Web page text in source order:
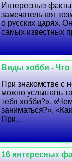
Интересные
замечательная
о русских царях.
самых известных
Виды хобби - Что
При знакомстве с
можно услышать
тебя хобби?»,
заниматься?»,
При...
16 интересных